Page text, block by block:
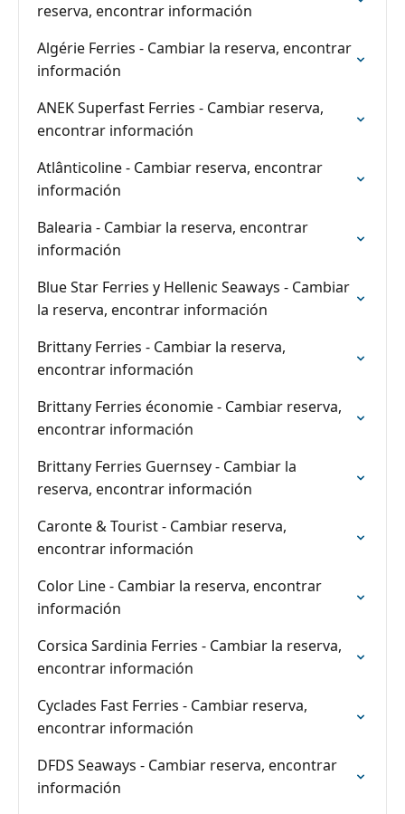
reserva, encontrar información
Algérie Ferries - Cambiar la reserva, encontrar
información
ANEK Superfast Ferries - Cambiar reserva,
encontrar información
Atlânticoline - Cambiar reserva, encontrar
información
Balearia - Cambiar la reserva, encontrar
información
Blue Star Ferries y Hellenic Seaways - Cambiar
la reserva, encontrar información
Brittany Ferries - Cambiar la reserva,
encontrar información
Brittany Ferries économie - Cambiar reserva,
encontrar información
Brittany Ferries Guernsey - Cambiar la
reserva, encontrar información
Caronte & Tourist - Cambiar reserva,
encontrar información
Color Line - Cambiar la reserva, encontrar
información
Corsica Sardinia Ferries - Cambiar la reserva,
encontrar información
Cyclades Fast Ferries - Cambiar reserva,
encontrar información
DFDS Seaways - Cambiar reserva, encontrar
información